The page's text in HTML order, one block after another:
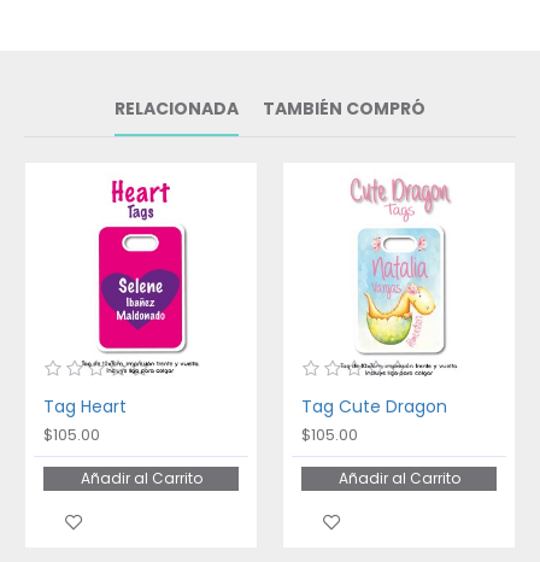
RELACIONADA TAMBIÉN COMPRÓ
Tag Heart
$105.00
Añadir al Carrito
Tag Cute Dragon
$105.00
Añadir al Carrito